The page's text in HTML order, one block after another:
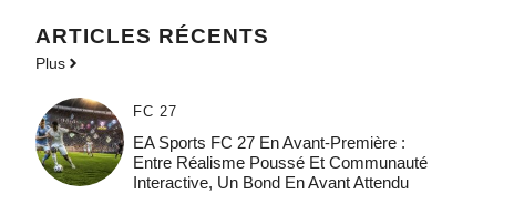
ARTICLES RÉCENTS
Plus
FC 27
EA Sports FC 27 En Avant-Première :
Entre Réalisme Poussé Et Communauté
Interactive, Un Bond En Avant Attendu